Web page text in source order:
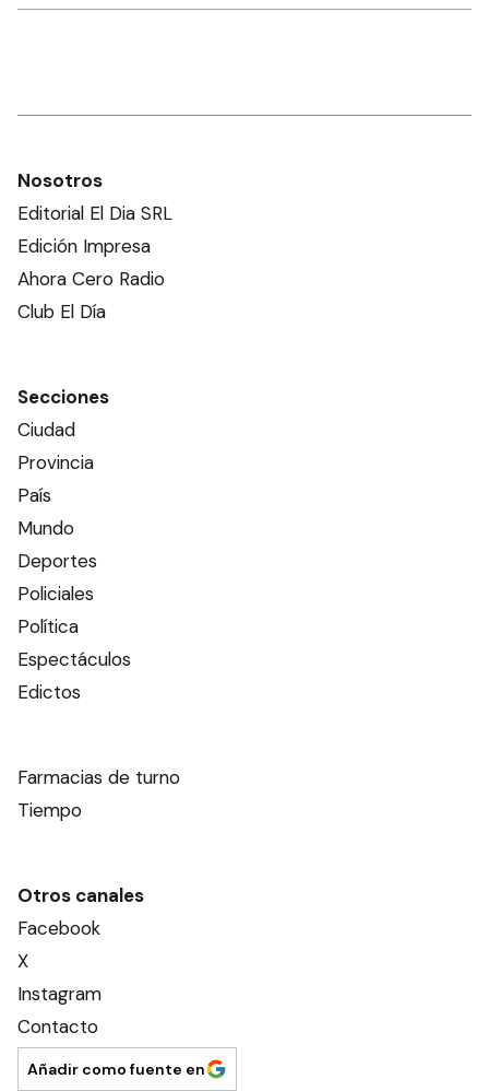
Nosotros
Editorial El Dia SRL
Edición Impresa
Ahora Cero Radio
Club El Día
Secciones
Ciudad
Provincia
País
Mundo
Deportes
Policiales
Política
Espectáculos
Edictos
Farmacias de turno
Tiempo
Otros canales
Facebook
X
Instagram
Contacto
Añadir como fuente en